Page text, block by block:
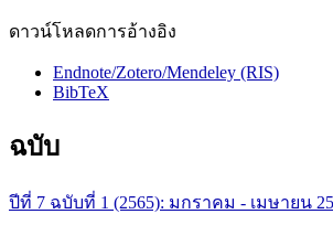
ดาวน์โหลดการอ้างอิง
Endnote/Zotero/Mendeley (RIS)
BibTeX
ฉบับ
ปีที่ 7 ฉบับที่ 1 (2565): มกราคม - เมษายน